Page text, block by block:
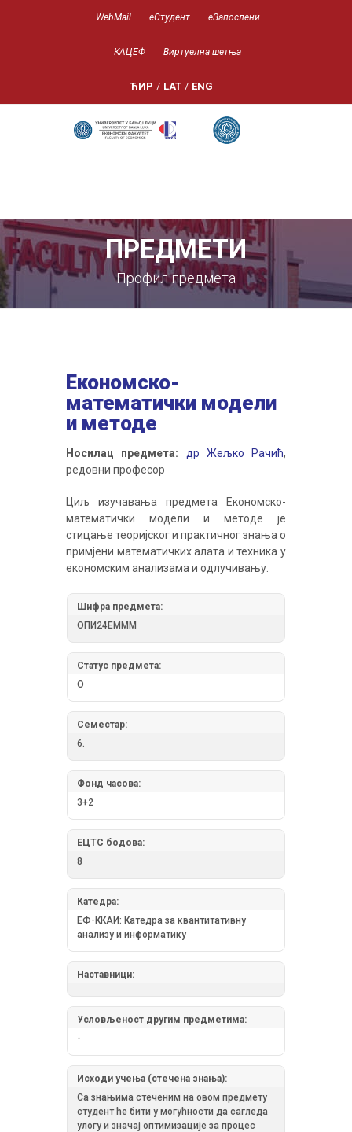
WebMail еСтудент еЗапослени
КАЦЕФ Виртуелна шетња
ЋИР / LAT / ENG
ПРЕДМЕТИ
Профил предмета
Економско-
математички модели
и методе
Носилац предмета: др Жељко Рачић,
редовни професор
Циљ изучавања предмета Економско-
математички модели и методе је
стицање теоријског и практичног знања о
примјени математичких алата и техника у
економским анализама и одлучивању.
Шифра предмета:
ОПИ24ЕМММ
Статус предмета:
О
Семестар:
6.
Фонд часова:
3+2
ЕЦТС бодова:
8
Катедра:
ЕФ-ККАИ: Катедра за квантитативну
анализу и информатику
Наставници:
Условљеност другим предметима:
-
Исходи учења (стечена знања):
Са знањима стеченим на овом предмету
студент ће бити у могућности да сагледа
улогу и значај оптимизације за процес